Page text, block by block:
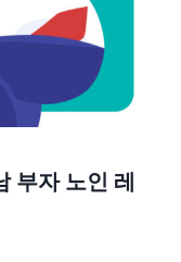
부자 노인 레